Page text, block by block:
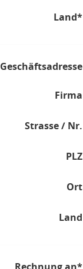
Land*
Geschäftsadresse
Firma
Strasse / Nr.
PLZ
Ort
Land
Rechnung an*